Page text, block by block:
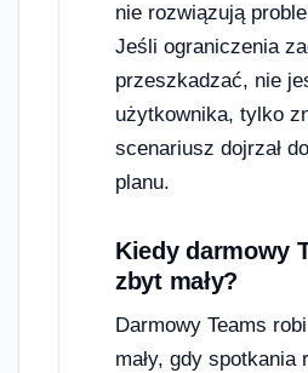
nie rozwiązują
Jeśli ograniczenia
przeszkadzać, nie
użytkownika, tylko
scenariusz dojrzał
planu.
Kiedy darmowy
zbyt mały?
Darmowy Teams
mały, gdy spotkania